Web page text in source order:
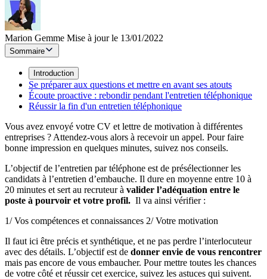
Marion Gemme Mise à jour le 13/01/2022
Sommaire
Introduction
Se préparer aux questions et mettre en avant ses atouts
Écoute proactive : rebondir pendant l'entretien téléphonique
Réussir la fin d'un entretien téléphonique
Vous avez envoyé votre CV et lettre de motivation à différentes
entreprises ? Attendez-vous alors à recevoir un appel. Pour faire
bonne impression en quelques minutes, suivez nos conseils.
L’objectif de l’entretien par téléphone est de présélectionner les
candidats à l’entretien d’embauche. Il dure en moyenne entre 10 à
20 minutes et sert au recruteur à valider l’adéquation entre le
poste à pourvoir et votre profil. Il va ainsi vérifier :
1/ Vos compétences et connaissances 2/ Votre motivation
Il faut ici être précis et synthétique, et ne pas perdre l’interlocuteur
avec des détails. L’objectif est de donner envie de vous rencontrer
mais pas encore de vous embaucher. Pour mettre toutes les chances
de votre côté et réussir cet exercice, suivez les astuces qui suivent.